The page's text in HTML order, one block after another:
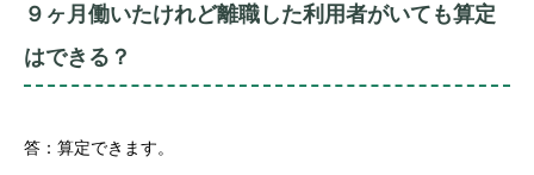
９ヶ月働いたけれど離職した利用者がいても算定
はできる？
答：算定できます。